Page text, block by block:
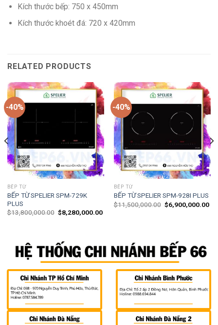
Kích thước bếp: 750 x 450mm
Kích thước khoét đá: 720 x 420mm
RELATED PRODUCTS
-40%
BẾP TỪ
BẾP TỪ SPELIER SPM-729K
PLUS
$13,800,000.00 $8,280,000.00
-40%
BẾP TỪ
BẾP TỪ SPELIER SPM-928I PLUS
$11,500,000.00 $6,900,000.00